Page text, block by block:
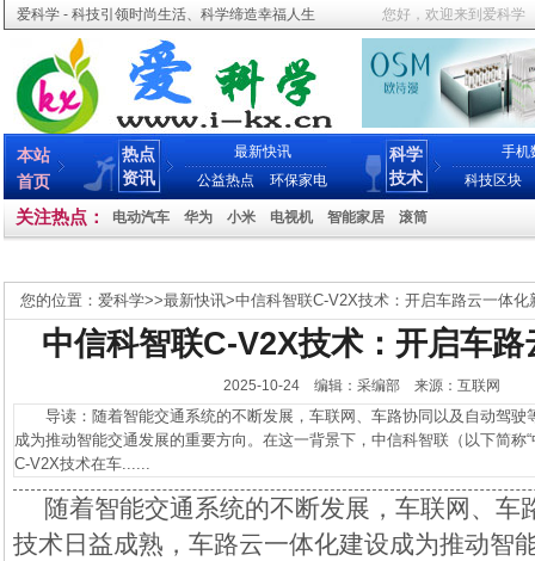
爱科学 - 科技引领时尚生活、科学缔造幸福人生 您好，欢迎来到爱科学
本站
首页
热点
资讯
最新快讯
公益热点
环保家电
科学
技术
手机
科技区块
关注热点： 电动汽车 华为 小米 电视机 智能家居 滚筒
您的位置： 爱科学>>最新快讯>中信科智联C-V2X技术：开启车路云一体化
中信科智联C-V2X技术：开启车
2025-10-24 编辑：采编部 来源：互联网
导读：随着智能交通系统的不断发展，车联网、车路协同以及自动驾驶
成为推动智能交通发展的重要方向。在这一背景下，中信科智联（以下简称
C-V2X技术在车......
随着智能交通系统的不断发展，车联网、车
技术日益成熟，车路云一体化建设成为推动智